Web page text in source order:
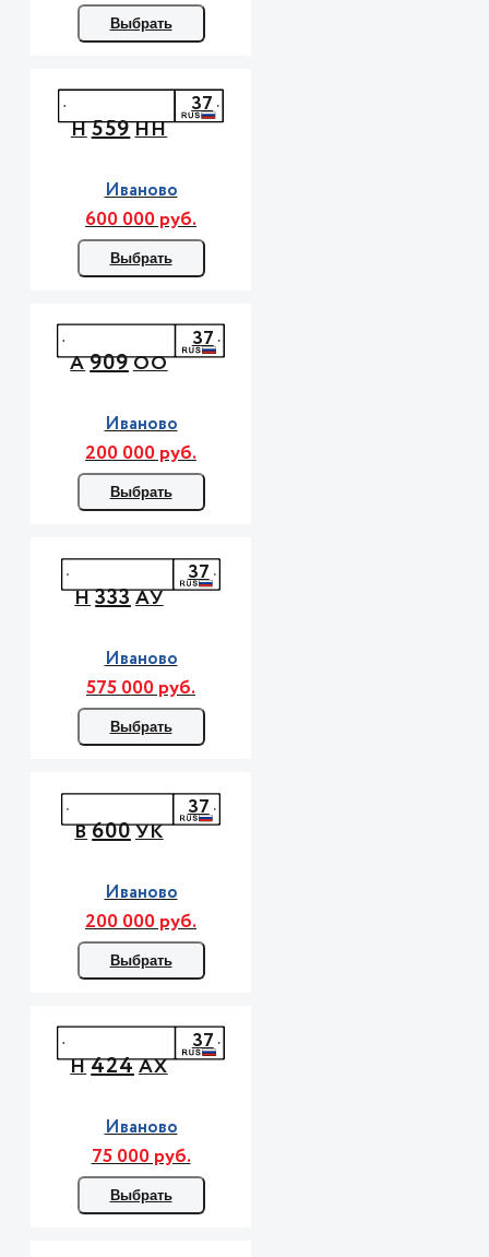
Выбрать
Н559НН
37
Иваново
600 000 руб.
Выбрать
А909ОО
37
Иваново
200 000 руб.
Выбрать
Н333АУ
37
Иваново
575 000 руб.
Выбрать
В600УК
37
Иваново
200 000 руб.
Выбрать
Н424АХ
37
Иваново
75 000 руб.
Выбрать